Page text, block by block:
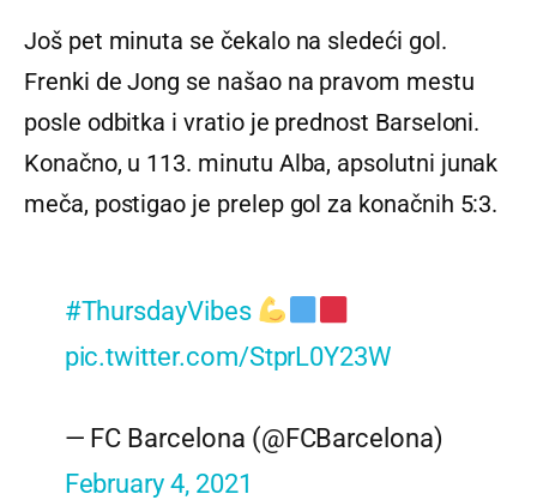
Još pet minuta se čekalo na sledeći gol.
Frenki de Jong se našao na pravom mestu
posle odbitka i vratio je prednost Barseloni.
Konačno, u 113. minutu Alba, apsolutni junak
meča, postigao je prelep gol za konačnih 5:3.
#ThursdayVibes
pic.twitter.com/StprL0Y23W
— FC Barcelona (@FCBarcelona)
February 4, 2021